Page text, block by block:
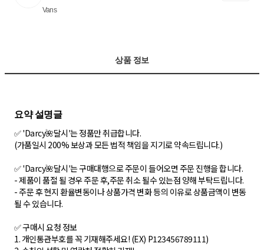
Vans
상품 정보
요약 설명글
✅ 'Darcy🌺달시'는 정품만 취급합니다.
(가품일시 200% 보상과 모든 법적 책임을 지기로 약속드립니다.)
✅ 'Darcy🌺달시'는 구매대행으로 주문이 들어오면 주문 진행을 합니다.
- 제품이 품절 될 경우 주문 후,주문 취소 될수 있는점 양해 부탁드립니다.
- 주문 후 현지 환율변동이나 상품가격 변화 등의 이유로 상품금액이 변동
될 수 있습니다.
✅ 구매시 요청 정보
1. 개인통관부호를 꼭 기재해주세요! (EX) P123456789111)